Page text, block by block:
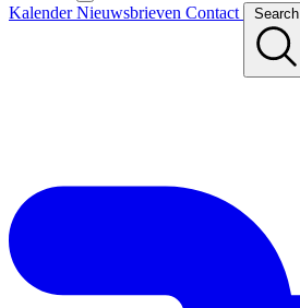
KalenderNieuwsbrieven Contact Search